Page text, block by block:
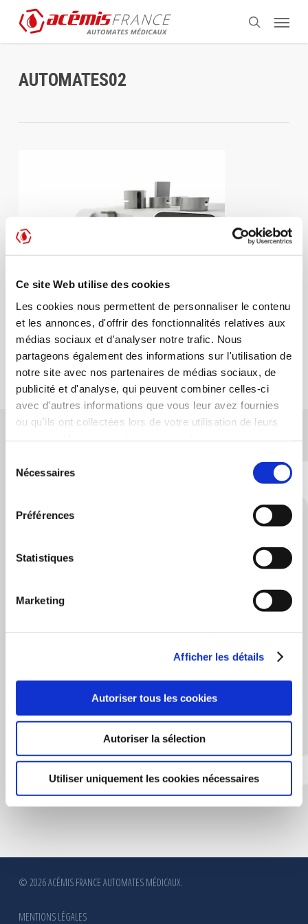
Ce site Web utilise des cookies
Les cookies nous permettent de personnaliser le contenu
et les annonces, d'offrir des fonctionnalités relatives aux
médias sociaux et d'analyser notre trafic. Nous
partageons également des informations sur l'utilisation de
notre site avec nos partenaires de médias sociaux, de
publicité et d'analyse, qui peuvent combiner celles-ci
avec d'autres informations que vous leur avez fournies
ou qu'ils ont collectées lors de votre utilisation de leurs
à tout moment votre consentement sur notre site internet
Nécessaires
Préférences
Statistiques
Marketing
Afficher les détails
Autoriser tous les cookies
Autoriser la sélection
Utiliser uniquement les cookies nécessaires
contenu
principal
recherche
Menu
AUTOMATES02
Siège social / Atelier de fabrication :
05 62 13 58 40
N'hésitez pas à nous contacter pour toutes informations complémentaires
Nous contacter
CERTIFICATION VERITAS
© 2026 ACÉMIS FRANCE AUTOMATES MÉDICAUX.
MENTIONS LÉGALES